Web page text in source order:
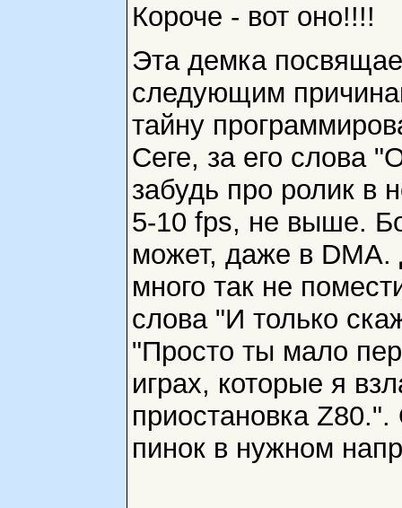
Короче - вот оно!!!!
Эта демка
следующим
тайну
Сеге, за его слова
забудь про ролик в
5-10 fps, не выше.
может, даже в
много так не
слова "И только
"Просто ты мало
играх, которые я
приостановка
пинок в нужном